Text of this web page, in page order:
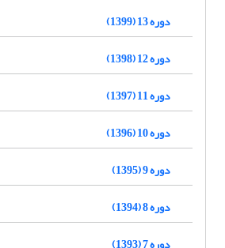
دوره 13 (1399)
دوره 12 (1398)
دوره 11 (1397)
دوره 10 (1396)
دوره 9 (1395)
دوره 8 (1394)